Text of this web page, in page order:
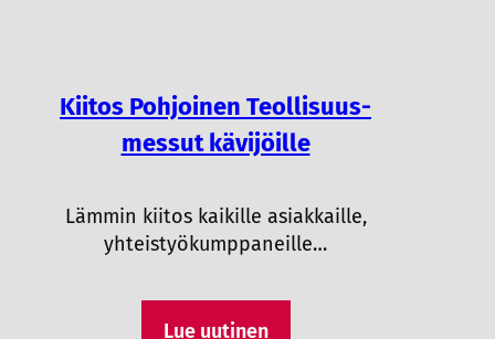
Kiitos Pohjoinen Teollisuus-
messut kävijöille
Lämmin kiitos kaikille asiakkaille,
yhteistyökumppaneille…
Lue uutinen